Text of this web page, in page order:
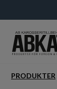
PRODUKTER